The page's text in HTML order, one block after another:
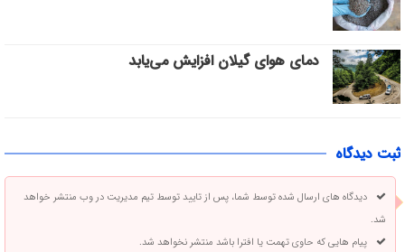
دمای هوای گیلان افزایش می‌یابد
ثبت دیدگاه
دیدگاه های ارسال شده توسط شما، پس از تایید توسط تیم مدیریت در وب منتشر خواهد
شد.
پیام هایی که حاوی تهمت یا افترا باشد منتشر نخواهد شد.